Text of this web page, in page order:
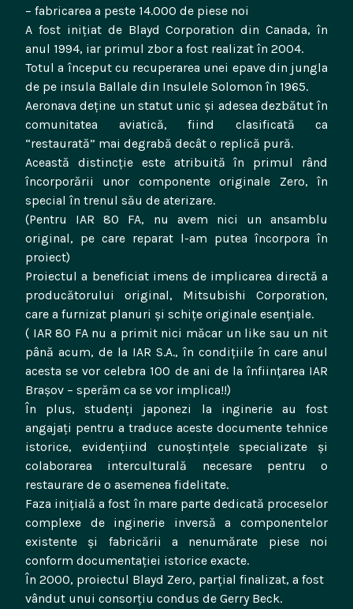
– fabricarea a peste 14.000 de piese noi
A fost inițiat de Blayd Corporation din Canada, în
anul 1994, iar primul zbor a fost realizat în 2004.
Totul a început cu recuperarea unei epave din jungla
de pe insula Ballale din Insulele Solomon în 1965.
Aeronava deține un statut unic și adesea dezbătut în
comunitatea aviatică, fiind clasificată ca
“restaurată” mai degrabă decât o replică pură.
Această distincție este atribuită în primul rând
încorporării unor componente originale Zero, în
special în trenul său de aterizare.
(Pentru IAR 80 FA, nu avem nici un ansamblu
original, pe care reparat l-am putea încorpora în
proiect)
Proiectul a beneficiat imens de implicarea directă a
producătorului original, Mitsubishi Corporation,
care a furnizat planuri și schițe originale esențiale.
( IAR 80 FA nu a primit nici măcar un like sau un nit
până acum, de la IAR S.A., în condițiile în care anul
acesta se vor celebra 100 de ani de la înființarea IAR
Brașov – sperăm ca se vor implica!!)
În plus, studenți japonezi la inginerie au fost
angajați pentru a traduce aceste documente tehnice
istorice, evidențiind cunoștințele specializate și
colaborarea interculturală necesare pentru o
restaurare de o asemenea fidelitate.
Faza inițială a fost în mare parte dedicată proceselor
complexe de inginerie inversă a componentelor
existente și fabricării a nenumărate piese noi
conform documentației istorice exacte.
În 2000, proiectul Blayd Zero, parțial finalizat, a fost
vândut unui consorțiu condus de Gerry Beck.